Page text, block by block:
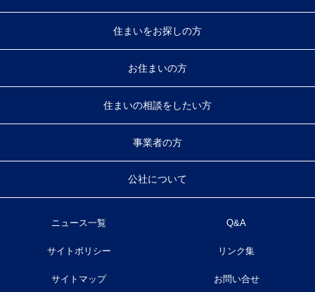
住まいをお探しの方
お住まいの方
住まいの相談をしたい方
事業者の方
公社について
ニュース一覧 Q&A
サイトポリシー リンク集
サイトマップ お問い合せ